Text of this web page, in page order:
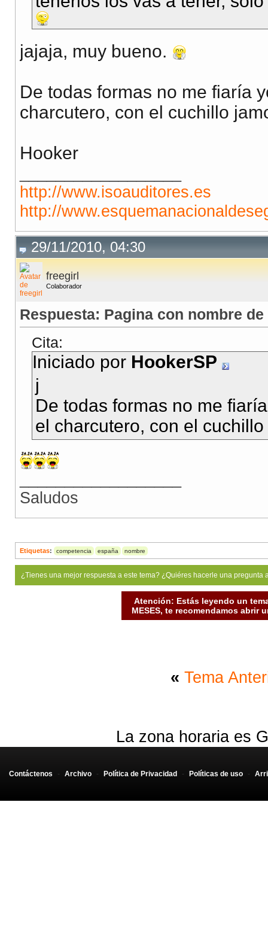
jajaja, muy bueno.
De todas formas no me fiaría
charcutero, con el cuchillo
Hooker
http://www.isoauditores.es
http://
29/11/2010, 04:30
freegirl
Colaborador
Respuesta: Pagina con nombre
Cita:
Iniciado por HookerSP
j
De todas formas no me
el charcutero, con el
Saludos
Etiquetas: competencia españa nombre
¿Tienes una mejor respuesta a este tema? ¿Quiéres hacerle una
Atención: Estás leyendo un
MESES, te recomendamos abrir
« Tema
La zona horaria es
Contáctenos - Archivo - Política de Privacidad - Políticas de uso -